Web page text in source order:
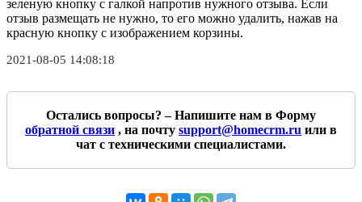
зеленую кнопку с галкой напротив нужного отзыва. Если
отзыв размещать не нужно, то его можно удалить, нажав на
красную кнопку с изображением корзины.
2021-08-05 14:08:18
Остались вопросы? – Напишите нам в Форму
обратной связи , на почту support@homecrm.ru или в
чат с техническими специалистами.